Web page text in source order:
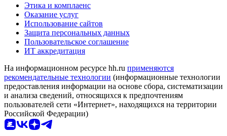
Этика и комплаенс
Оказание услуг
Использование сайтов
Защита персональных данных
Пользовательское соглашение
ИТ аккредитация
На информационном ресурсе hh.ru применяются
рекомендательные технологии (информационные технологии
предоставления информации на основе сбора, систематизации
и анализа сведений, относящихся к предпочтениям
пользователей сети «Интернет», находящихся на территории
Российской Федерации)